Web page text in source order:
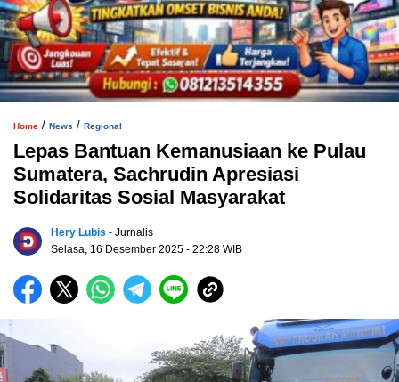
Home / News / Regional
‎Lepas Bantuan Kemanusiaan ke Pulau
Sumatera, Sachrudin Apresiasi
Solidaritas Sosial Masyarakat
Hery Lubis - Jurnalis
Selasa, 16 Desember 2025 - 22:28 WIB